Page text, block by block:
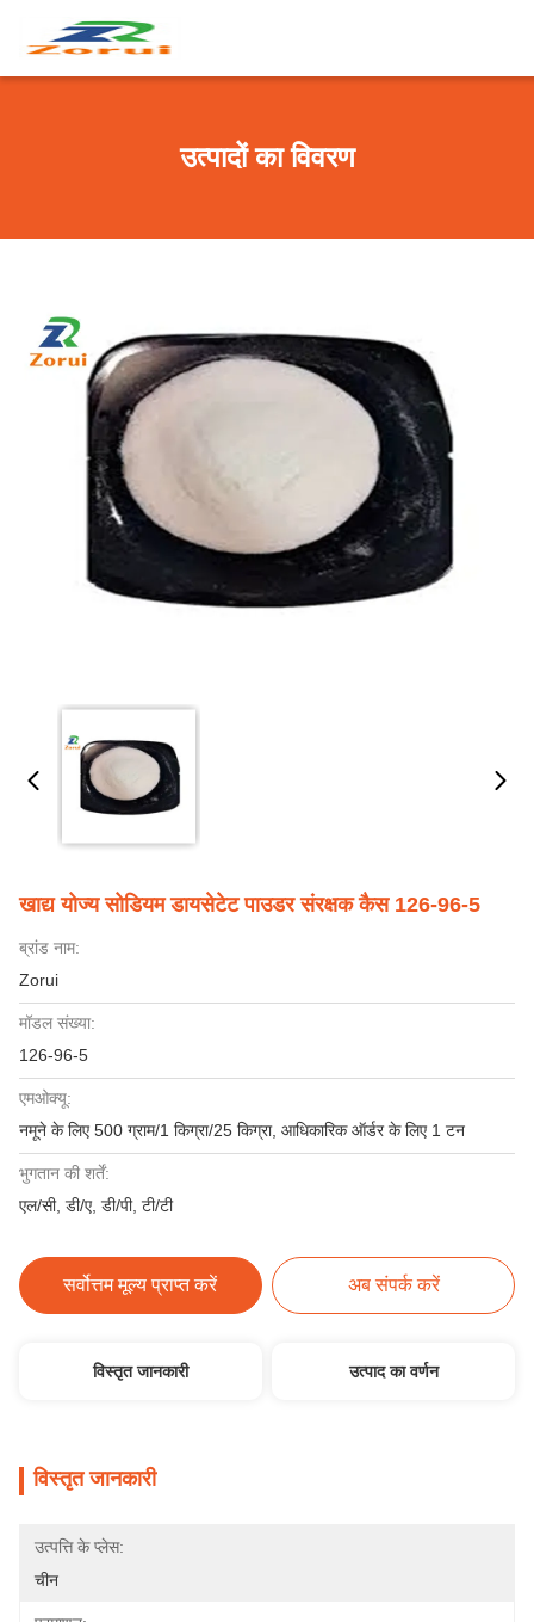
उत्पादों का विवरण
खाद्य योज्य सोडियम डायसेटेट पाउडर संरक्षक कैस 126-96-5
ब्रांड नाम:
Zorui
मॉडल संख्या:
126-96-5
एमओक्यू:
नमूने के लिए 500 ग्राम/1 किग्रा/25 किग्रा, आधिकारिक ऑर्डर के लिए 1 टन
भुगतान की शर्तें:
एल/सी, डी/ए, डी/पी, टी/टी
सर्वोत्तम मूल्य प्राप्त करें अब संपर्क करें
विस्तृत जानकारी उत्पाद का वर्णन
विस्तृत जानकारी
उत्पत्ति के प्लेस:
चीन